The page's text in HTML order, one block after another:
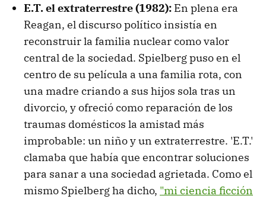
E.T. el extraterrestre(1982): En plena era
Reagan, el discurso político insistía en
reconstruir la familia nuclear como valor
central de la sociedad. Spielberg puso en el
centro de su película a una familia rota, con
una madre criando a sus hijos sola tras un
divorcio, y ofreció como reparación de los
traumas domésticos la amistad más
improbable: un niño y un extraterrestre. 'E.T.'
clamaba que había que encontrar soluciones
para sanar a una sociedad agrietada. Como el
mismo Spielberg ha dicho, "mi ciencia ficción